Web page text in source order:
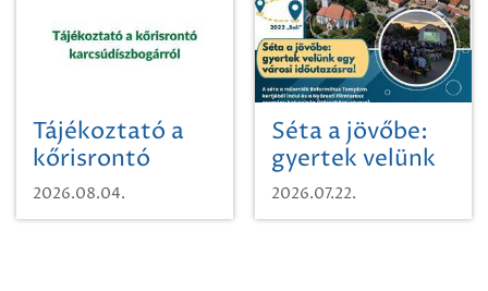
Tájékoztató a
kőrisrontó
karcsúdíszbogárról
2026.08.04.
Séta a jövőbe:
gyertek velünk
egy városi
időutazásra!
2026.07.22.